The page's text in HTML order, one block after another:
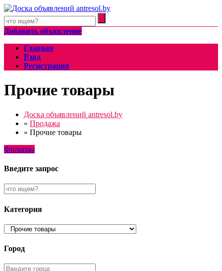
Добавить объявление
Главная
Вход
Регистрация
Прочие товары
Доска объявлений antresol.by
» Продажа
» Прочие товары
Фильтры
Введите запрос
Категория
Город